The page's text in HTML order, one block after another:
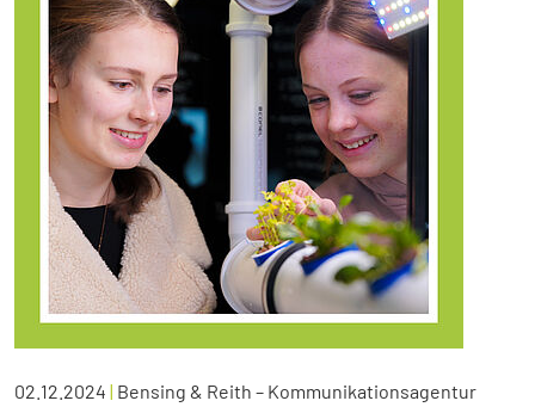
02.12.2024 | Bensing & Reith – Kommunikationsagentur